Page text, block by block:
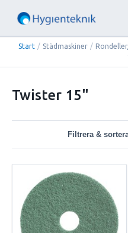
Start / Städmaskiner /
Twister 15"
Filtrera &